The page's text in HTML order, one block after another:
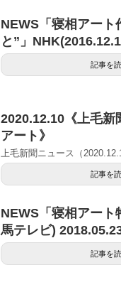
NEWS「寝相アート
と”」
記事を
2020.12.10《上毛新
アート》
上毛新聞ニュース（
記事を
NEWS「寝相アート
馬テレビ)
記事を